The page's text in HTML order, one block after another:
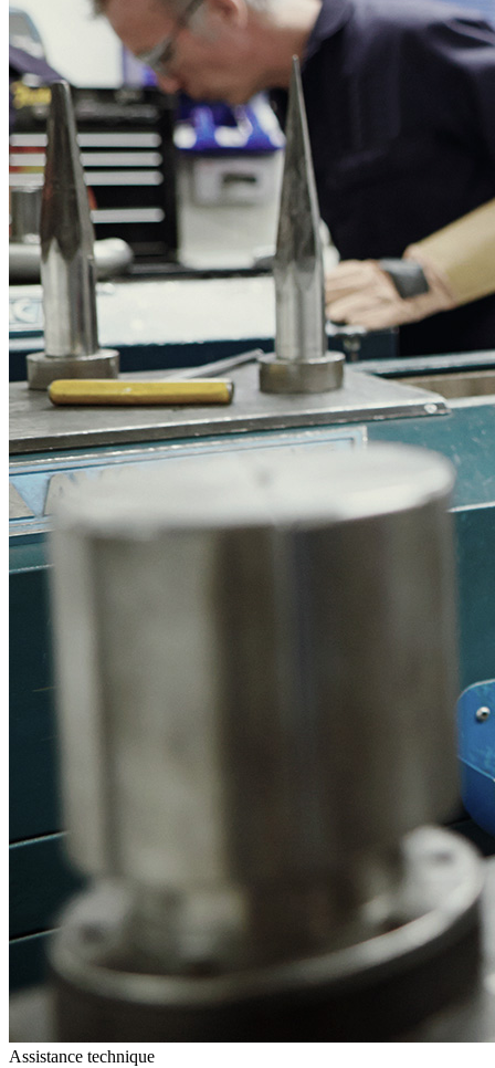
Assistance technique